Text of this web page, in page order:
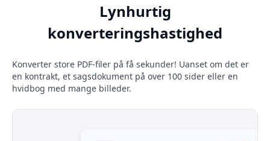
Lynhurtig
konverteringshastighed
Konverter store PDF-filer på få sekunder! Uanset om det er
en kontrakt, et sagsdokument på over 100 sider eller en
hvidbog med mange billeder.